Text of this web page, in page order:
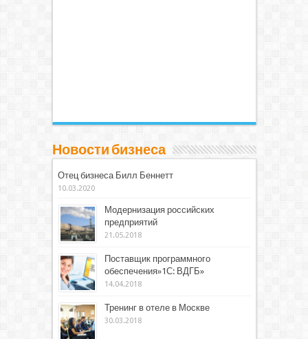
Новости бизнеса
Отец бизнеса Билл Беннетт
10.03.2020
Модернизация российских
предприятий
21.05.2018
Поставщик программного
обеспечения»1С: ВДГБ»
14.04.2018
Тренинг в отеле в Москве
30.03.2018